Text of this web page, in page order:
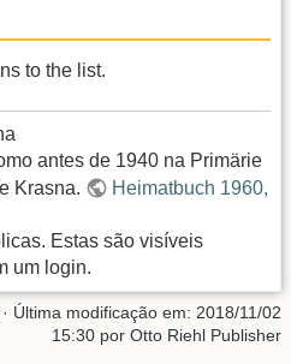
to the list.
antes de 1940 na Primärie
Krasna.
Heimatbuch 1960,
Estas são visíveis
um login.
· Última modificação em: 2018/11/02
15:30 por Otto Riehl Publisher